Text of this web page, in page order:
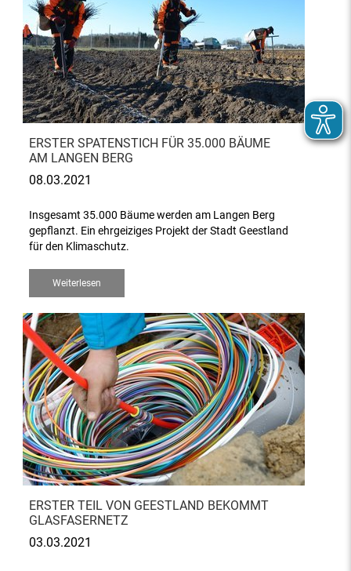
ERSTER SPATENSTICH FÜR 35.000 BÄUME
AM LANGEN BERG
08.03.2021
Insgesamt 35.000 Bäume werden am Langen Berg
gepflanzt. Ein ehrgeiziges Projekt der Stadt Geestland
für den Klimaschutz.
Weiterlesen
ERSTER TEIL VON GEESTLAND BEKOMMT
GLASFASERNETZ
03.03.2021